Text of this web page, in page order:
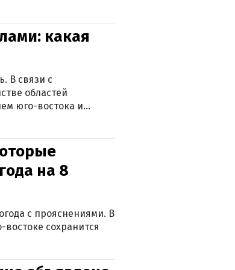
какая
В связи с
областей
юго-востока и
на 8
с прояснениями. В
сохранится